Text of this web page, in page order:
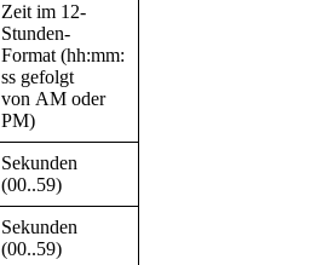
Zeit im 12-
Stunden-
Format (hh:mm:
ss gefolgt
von AM oder
PM)
Sekunden
(00..59)
Sekunden
(00..59)